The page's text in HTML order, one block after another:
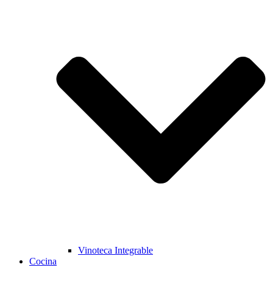
Vinoteca Integrable
Cocina